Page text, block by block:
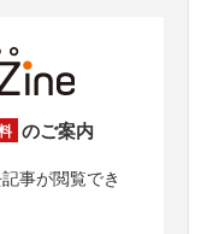
のご案内
事が閲覧でき